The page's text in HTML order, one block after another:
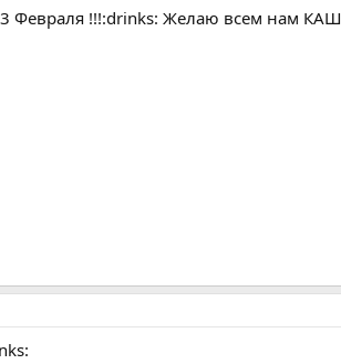
!!!:drinks: Желаю всем нам